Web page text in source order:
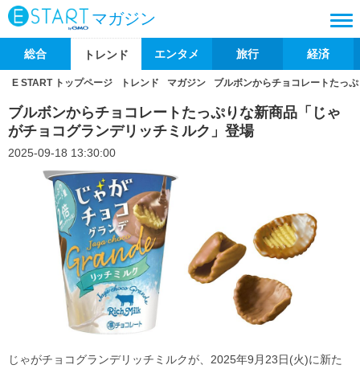
マガジン
総合 トレンド エンタメ 旅行 経済
E START トップページ トレンド マガジン ブルボンからチョコレートたっ
ブルボンからチョコレートたっぷりな新商品「じゃ
がチョコグランデリッチミルク」登場
2025-09-18 13:30:00
じゃがチョコグランデリッチミルクが、2025年9月23日(火)に新た